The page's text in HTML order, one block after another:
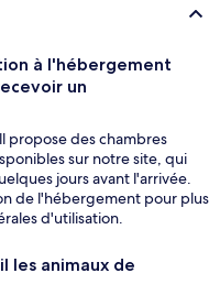
à l'hébergement
un
propose des chambres
sur notre site, qui
jours avant l'arrivée.
de l'hébergement pour plus
d'utilisation.
les animaux de